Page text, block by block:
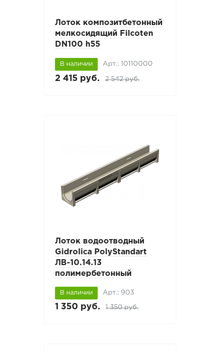
Лоток композитбетонный
мелкосидящий Filcoten
DN100 h55
В наличии Арт.: 10110000
2 415 руб. 2 542 руб.
Лоток водоотводный
Gidrolica PolyStandart
ЛВ-10.14.13
полимербетонный
В наличии Арт.: 903
1 350 руб. 1 350 руб.